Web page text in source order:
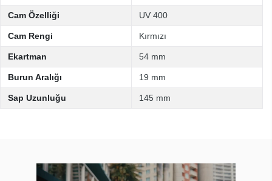
Cam Özelliği UV 400
Cam Rengi Kırmızı
Ekartman 54 mm
Burun Aralığı 19 mm
Sap Uzunluğu 145 mm